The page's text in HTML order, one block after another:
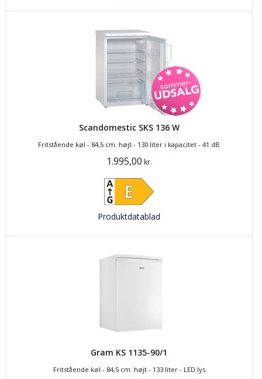
Scandomestic SKS 136 W
Fritstående køl - 84,5 cm. højt - 130 liter i kapacitet - 41 dB
1.995,00 kr.
Produktdatablad
Gram KS 1135-90/1
Fritstående køl - 84,5 cm. højt - 133 liter - LED lys